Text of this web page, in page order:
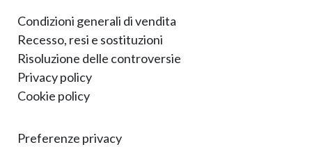
Condizioni generali di vendita
Recesso, resi e sostituzioni
Risoluzione delle controversie
Privacy policy
Cookie policy
Preferenze privacy